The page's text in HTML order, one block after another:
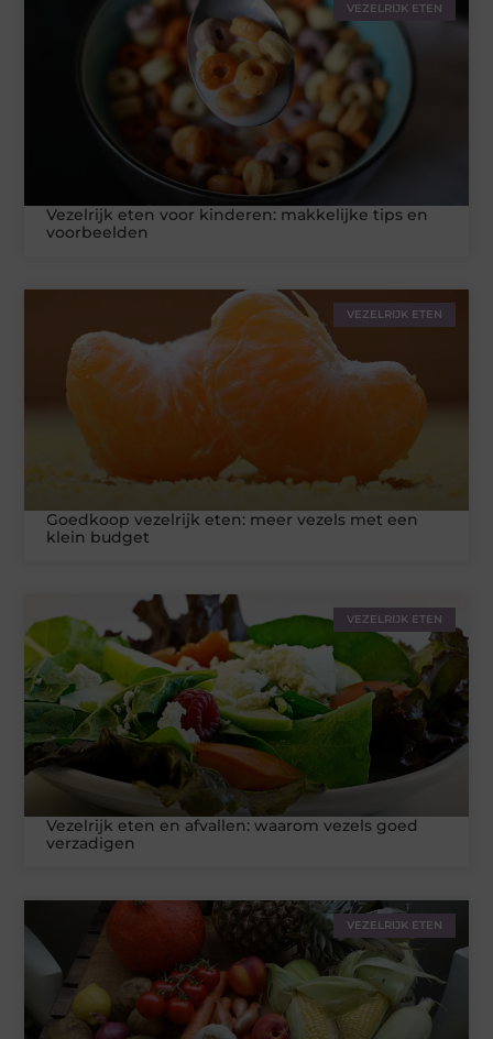
VEZELRIJK ETEN
Vezelrijk eten voor kinderen: makkelijke tips en
voorbeelden
VEZELRIJK ETEN
Goedkoop vezelrijk eten: meer vezels met een
klein budget
VEZELRIJK ETEN
Vezelrijk eten en afvallen: waarom vezels goed
verzadigen
VEZELRIJK ETEN